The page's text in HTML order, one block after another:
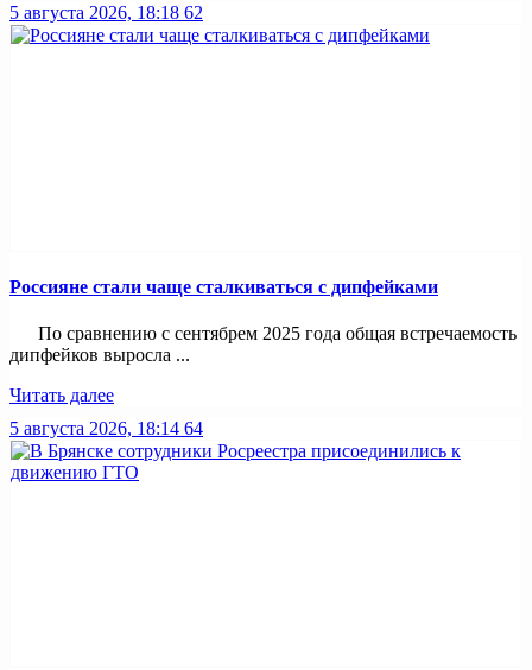
5 августа 2026, 18:18 62
Россияне стали чаще сталкиваться с дипфейками
По сравнению с сентябрем 2025 года общая встречаемость
дипфейков выросла ...
Читать далее
5 августа 2026, 18:14 64